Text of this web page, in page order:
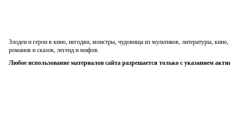
Злодеи и герои в кино, негодяи, монстры, чудовища из мультиков, литературы,
романов и сказок, легенд и мифов.
Любое использование материалов сайта разрешается только с указанием